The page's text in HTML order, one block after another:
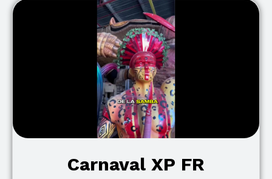
Carnaval XP FR